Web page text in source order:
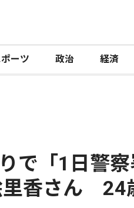
ーツ 政治 経済
で「1日警
里香さん 24